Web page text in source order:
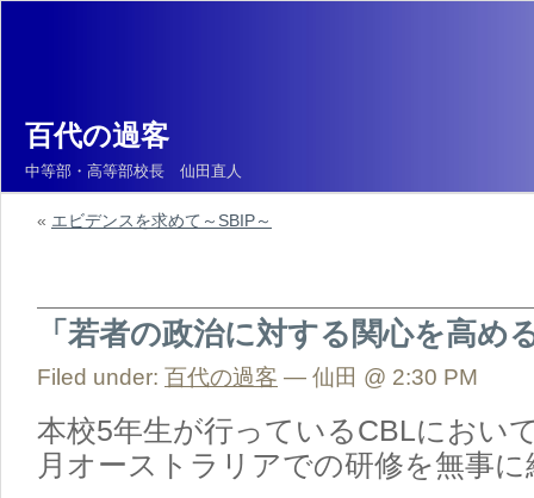
百代の過客
中等部・高等部校長 仙田直人
« エビデンスを求めて～SBIP～
「若者の政治に対する関心を高め
Filed under: 百代の過客 — 仙田 @ 2:30 PM
本校5年生が行っているCBLにおい
月オーストラリアでの研修を無事